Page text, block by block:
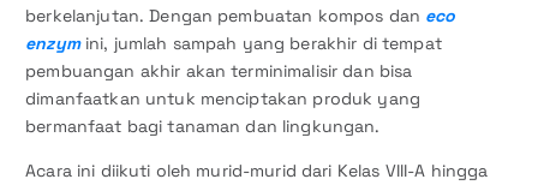
berkelanjutan. Dengan pembuatan kompos dan eco
enzymini, jumlah sampah yang berakhir di tempat
pembuangan akhir akan terminimalisir dan bisa
dimanfaatkan untuk menciptakan produk yang
bermanfaat bagi tanaman dan lingkungan.
Acara ini diikuti oleh murid-murid dari Kelas VIII-A hingga